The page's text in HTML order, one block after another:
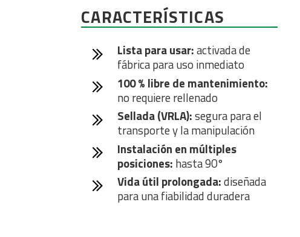
CARACTERÍSTICAS
Lista para usar:activada de
fábrica para uso inmediato
100 % libre de mantenimiento:
no requiere rellenado
Sellada (VRLA):segura para el
transporte y la manipulación
Instalación en múltiples
posiciones: hasta 90°
Vida útil prolongada:diseñada
para una fiabilidad duradera